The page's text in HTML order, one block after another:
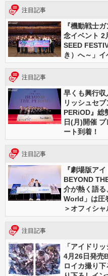
注目記事
『機動戦士
念イベント 2
SEED
き）へ～」イ
注目記事
早くも興行
リッシュセ
PERiOD』総
日(月)開催
ート到着！
注目記事
『劇場版ア
BEYOND
介が熱く語
World」は圧
＞オフィシャ
注目記事
「アイドリ
4月26日発売
ロイカ撮り